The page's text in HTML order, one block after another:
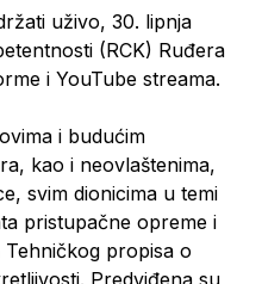
uživo, 30. lipnja
(RCK) Ruđera
i YouTube streama.
i budućim
kao i neovlaštenima,
svim dionicima u temi
pristupačne opreme i
propisa o
Predviđena su